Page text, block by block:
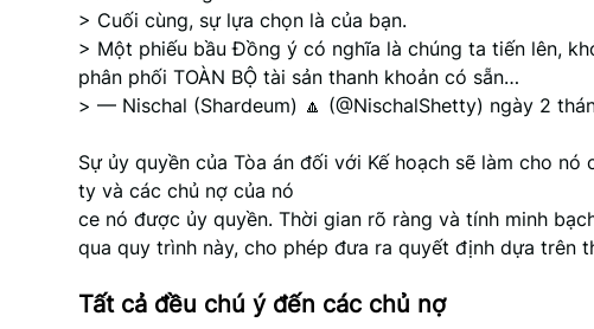
> Cuối cùng, sự lựa chọn là của bạn.
> Một phiếu bầu Đồng ý có nghĩa là chúng ta tiến lên,
phân phối TOÀN BỘ tài sản thanh khoản có sẵn…
> — Nischal (Shardeum) 🔼 (@NischalShetty) ngày 2
Sự ủy quyền của Tòa án đối với Kế hoạch sẽ làm cho
ty và các chủ nợ của nó
ce nó được ủy quyền. Thời gian rõ ràng và tính minh
qua quy trình này, cho phép đưa ra quyết định dựa trên
Tất cả đều chú ý đến các chủ nợ